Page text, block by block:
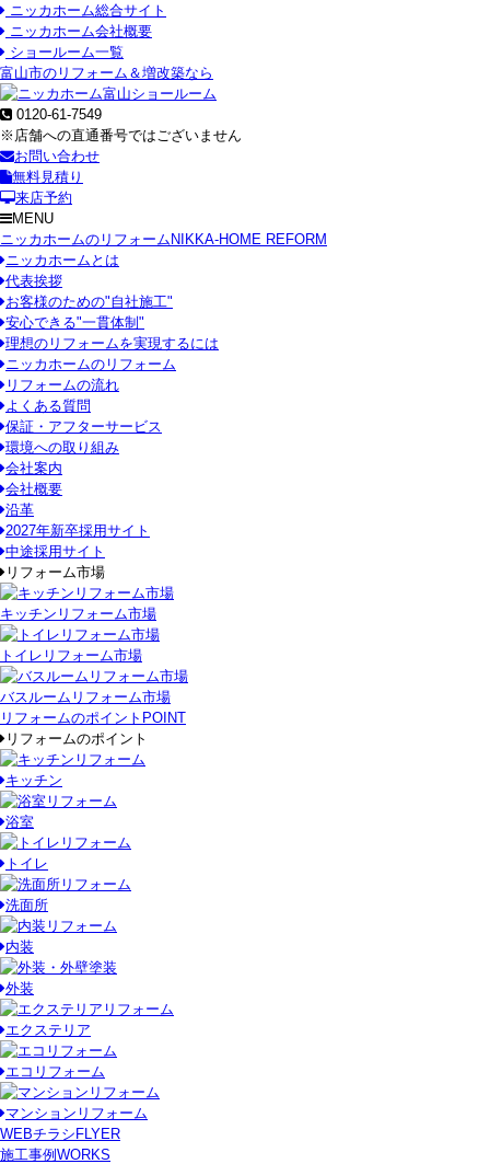
ニッカホーム総合サイト
ニッカホーム会社概要
ショールーム一覧
富山市のリフォーム＆増改築なら
0120-61-7549
※店舗への直通番号ではございません
お問い合わせ
無料見積り
来店予約
MENU
ニッカホームのリフォーム NIKKA-HOME REFORM
ニッカホームとは
代表挨拶
お客様のための"自社施工"
安心できる"一貫体制"
理想のリフォームを実現するには
ニッカホームのリフォーム
リフォームの流れ
よくある質問
保証・アフターサービス
環境への取り組み
会社案内
会社概要
沿革
2027年新卒採用サイト
中途採用サイト
リフォーム市場
キッチンリフォーム市場
トイレリフォーム市場
バスルームリフォーム市場
リフォームのポイント POINT
リフォームのポイント
キッチン
浴室
トイレ
洗面所
内装
外装
エクステリア
エコリフォーム
マンションリフォーム
WEBチラシ FLYER
施工事例 WORKS